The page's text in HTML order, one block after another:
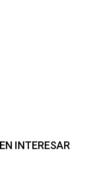
INTERESAR